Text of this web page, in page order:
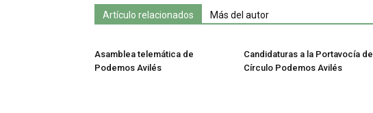
Artículo relacionados Más del autor
Asamblea telemática de
Podemos Avilés
Candidaturas a la Portavocía del
Círculo Podemos Avilés